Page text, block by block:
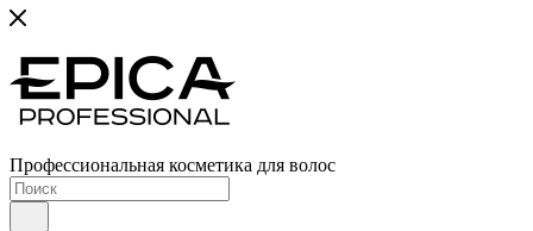
Профессиональная косметика для волос